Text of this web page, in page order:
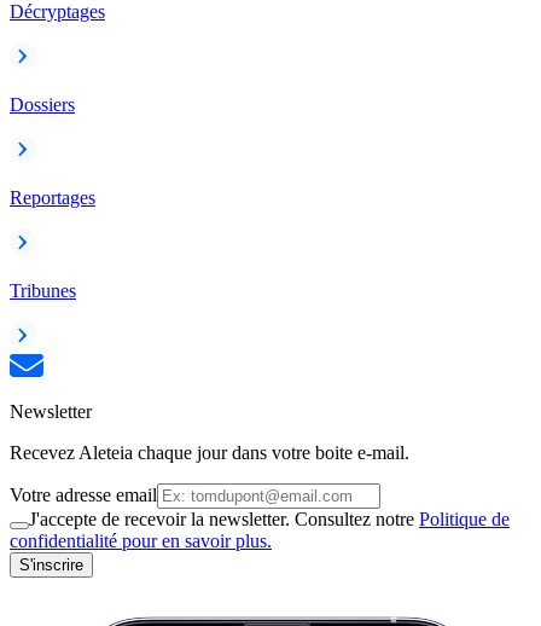
Décryptages
Dossiers
Reportages
Tribunes
Newsletter
Recevez Aleteia chaque jour dans votre boite e-mail.
Votre adresse email
J'accepte de recevoir la newsletter. Consultez notre Politique de
confidentialité pour en savoir plus.
S'inscrire